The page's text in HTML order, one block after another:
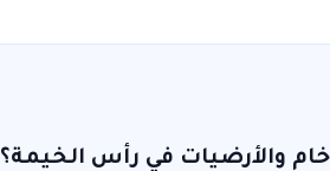
والأرضيات في رأس الخيمة؟